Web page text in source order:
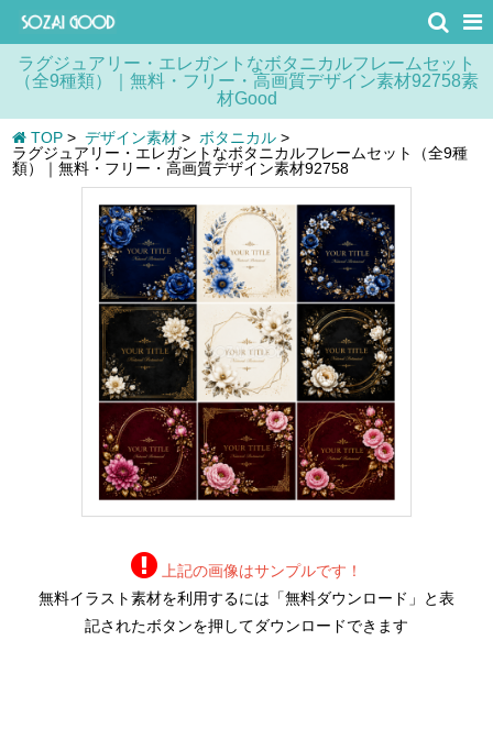
ラグジュアリー・エレガントなボタニカルフレームセット
（全9種類）｜無料・フリー・高画質デザイン素材92758素
材Good
TOP > デザイン素材 > ボタニカル >
ラグジュアリー・エレガントなボタニカルフレームセット（全9種
類）｜無料・フリー・高画質デザイン素材92758
上記の画像はサンプルです！
無料イラスト素材を利用するには「無料ダウンロード」と表
記されたボタンを押してダウンロードできます